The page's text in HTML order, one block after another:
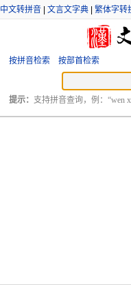
中文转拼音 文言文字典 繁体字转
按拼音检索 按部首检索
提示： 支持拼音查询，例：“wen